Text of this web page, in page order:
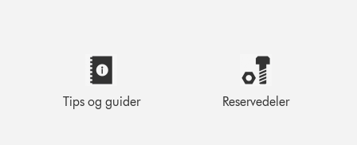
Tips og guider Reservedeler